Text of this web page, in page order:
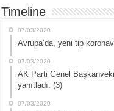
Timeline
07/03/2020
Avrupa’da, yeni tip
07/03/2020
AK Parti Genel
yanıtladı: (3)
07/03/2020